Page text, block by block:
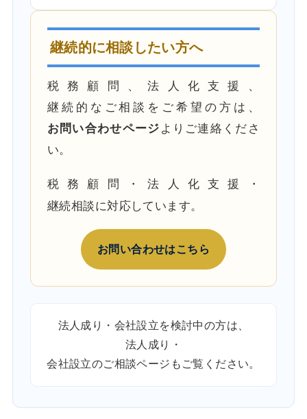
継続的に相談したい方へ
税務顧問、法人化支援、
継続的なご相談をご希望の方は、
お問い合わせページ よりご連絡くださ
い。
税務顧問・法人化支援・
継続相談に対応しています。
お問い合わせはこちら
法人成り・会社設立を検討中の方は、
法人成り・
会社設立のご相談ページ もご覧ください。